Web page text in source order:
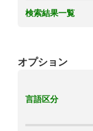
検索結果一覧
オプション
言語区分